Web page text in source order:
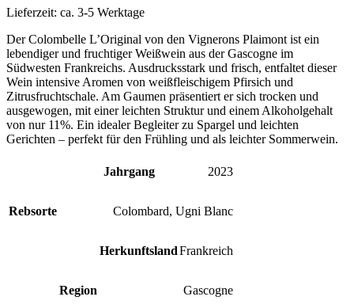
Lieferzeit: ca. 3-5 Werktage
Der Colombelle L’Original von den Vignerons Plaimont ist ein
lebendiger und fruchtiger Weißwein aus der Gascogne im
Südwesten Frankreichs. Ausdrucksstark und frisch, entfaltet dieser
Wein intensive Aromen von weißfleischigem Pfirsich und
Zitrusfruchtschale. Am Gaumen präsentiert er sich trocken und
ausgewogen, mit einer leichten Struktur und einem Alkoholgehalt
von nur 11%. Ein idealer Begleiter zu Spargel und leichten
Gerichten – perfekt für den Frühling und als leichter Sommerwein.
Jahrgang 2023
Rebsorte Colombard, Ugni Blanc
HerkunftslandFrankreich
Region Gascogne